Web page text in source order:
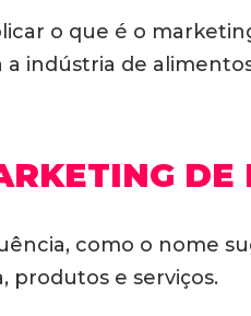
o que é o
indústria de
DE
como o nome
produtos e serviços.